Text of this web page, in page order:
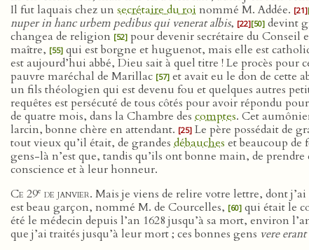
Il fut laquais chez un secrétaire du roi nommé M. Addée. [21]
nuper in hanc urbem pedibus qui venerat albis, [22][50] devint
changea de religion [52] pour devenir secrétaire du Conseil
maître, [55] qui est borgne et huguenot, mais elle est
est aujourd’hui abbé, Dieu sait à quel titre ! Le procès pour
pauvre maréchal de Marillac [57] et avait eu le don de cette
un fils théologien qui est devenu fou et quelques autres
requêtes est persécuté de tous côtés pour avoir répondu
de quatre mois, dans la Chambre des comptes. Cet
larcin, bonne chère en attendant. [25] Le père possédait de
tout vieux qu’il était, de grandes débauches et beaucoup de
gens-là n’est que, tandis qu’ils ont bonne main, de
conscience et à leur honneur.
Ce 29e de janvier. Mais je viens de relire votre lettre, dont
est beau garçon, nommé M. de Courcelles, [60] qui était le
été le médecin depuis l’an 1628 jusqu’à sa mort, environ
que j’ai traités jusqu’à leur mort ; ces bonnes gens vere